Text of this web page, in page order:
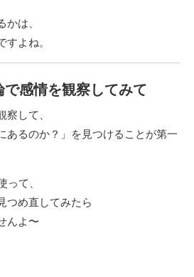
かは、
すよね。
感情を観察してみて
察して、
あるのか？」を見つけることが第一
って、
つめ直してみたら
んよ〜